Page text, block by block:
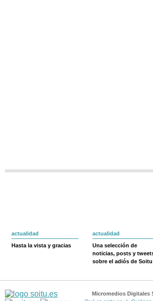
actualidad
Hasta la vista y gracias
actualidad
Una selección de
noticias, posts y
sobre el adiós de Soitu
Micromedios Digitales